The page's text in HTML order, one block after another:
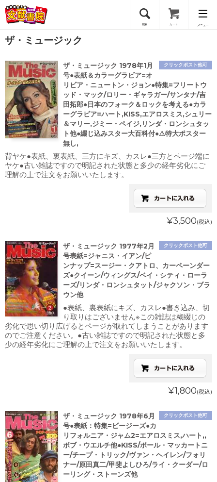
検索 カート メニュー
会員登録
ログイン
ザ・ミュージック
クリックポスト他可
ザ・ミュージック 1978年1月
号●表紙＆カラーグラビア=オ
リビア・ニュートン・ジョン●特集=フリートウ
ッド・マック/ロリー・ギャラガー/サンタナ/吉
田拓郎●日本のフォーク＆ロックを考える●カラ
ーグラビア=ハート,KISS,エアロスミス,シュリー
＆マリー,ジミー・ペイジ,リンダ・ロンシュタッ
ト他●綴じ込みスター大百科付●⚠特大ポスター
無し,
背ヤケ●表紙、裏表紙、三方にキズ、カスレ●三方とページ端に
ヤケ●古い雑誌ですので明記された状態と多少の経年劣化にご
理解の上で注文をお願いいたします。
¥3,500(税込)
クリックポスト他可
ザ・ミュージック 1977年2月
号表紙=ジャニス・イアン/ピ
ンナップ=スージー・クアトロ、カーペーンダー
ズ●クイーン/ウィングス/ベイ・シティ・ローラ
ーズ/リンダ・ロンシュタット/ジャクソン・ブラ
ウン他
●表紙、裏表紙にキズ、カスレ●書き込み、切
り取りはございません※この雑誌は糊綴じの
劣化で思い切り広げるとページが取れてしまうことがあります
のでご注意ください。●古い雑誌ですので明記された状態と多
少の経年劣化にご理解の上で注文をお願いいたします。
¥1,800(税込)
クリックポスト他可
ザ・ミュージック 1978年6月
号●表紙：特集=ビージーズ●カ
リフォルニア・ジャム2=エアロスミス,ハート,,
ボブ・ウエルチ他●KISS/ポール・マッカートニ
ー/チープ・トリック/ヴァン・ヘイレン/フォリ
ナー/原田真二/甲斐よしひろ/ライ・クーダー/ロ
ーリング・ストーンズ他